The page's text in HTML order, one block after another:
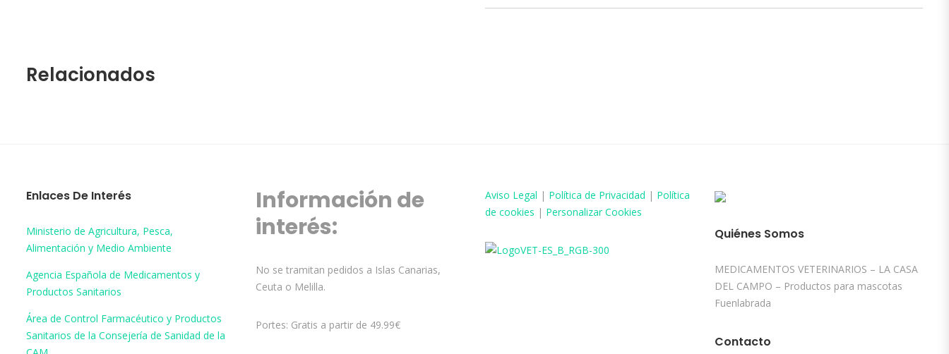
Relacionados
Enlaces De Interés
Ministerio de Agricultura, Pesca,
Alimentación y Medio Ambiente
Agencia Española de Medicamentos y
Productos Sanitarios
Área de Control Farmacéutico y Productos
Sanitarios de la Consejería de Sanidad de la
Información de
interés:
No se tramitan pedidos a Islas Canarias,
Ceuta o Melilla.
Portes: Gratis a partir de 49.99€
Aviso Legal | Política de Privacidad | Política
de cookies | Personalizar Cookies
Quiénes Somos
MEDICAMENTOS VETERINARIOS – LA CASA
DEL CAMPO – Productos para mascotas
Fuenlabrada
Contacto